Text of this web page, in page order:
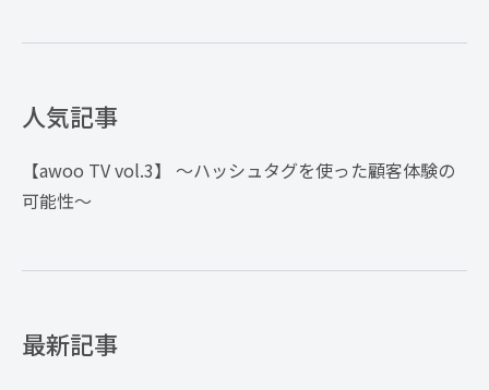
人気記事
【awoo TV vol.3】 〜ハッシュタグを使った顧客体験の
可能性〜
最新記事